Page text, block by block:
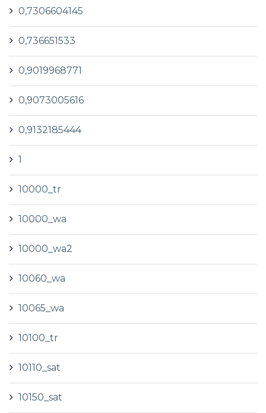
0,7306604145
0,736651533
0,9019968771
0,9073005616
0,9132185444
1
10000_tr
10000_wa
10000_wa2
10060_wa
10065_wa
10100_tr
10110_sat
10150_sat